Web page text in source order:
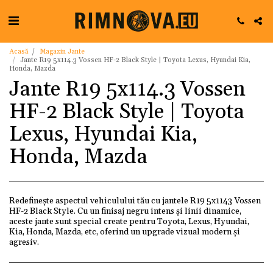
Acasă
Magazin Jante
Jante R19 5x114.3 Vossen HF-2 Black Style | Toyota Lexus, Hyundai Kia,
Honda, Mazda
Jante R19 5x114.3 Vossen
HF-2 Black Style | Toyota
Lexus, Hyundai Kia,
Honda, Mazda
Redefinește aspectul vehiculului tău cu jantele R19 5x1143 Vossen
HF-2 Black Style. Cu un finisaj negru intens și linii dinamice,
aceste jante sunt special create pentru Toyota, Lexus, Hyundai,
Kia, Honda, Mazda, etc, oferind un upgrade vizual modern și
agresiv.